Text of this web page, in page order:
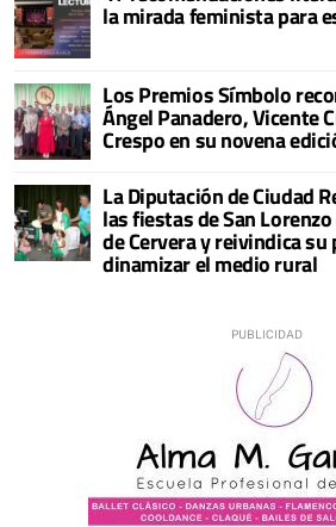
la mirada feminista para
Los Premios Símbolo
Ángel Panadero, Vicente
Crespo en su novena
La Diputación de Ciudad
las fiestas de San
de Cervera y reivindica su
dinamizar el medio rural